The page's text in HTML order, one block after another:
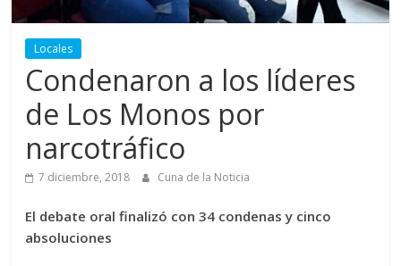
Locales
Condenaron a los líderes
de Los Monos por
narcotráfico
7 diciembre, 2018 Cuna de la Noticia
El debate oral finalizó con 34 condenas y cinco
absoluciones